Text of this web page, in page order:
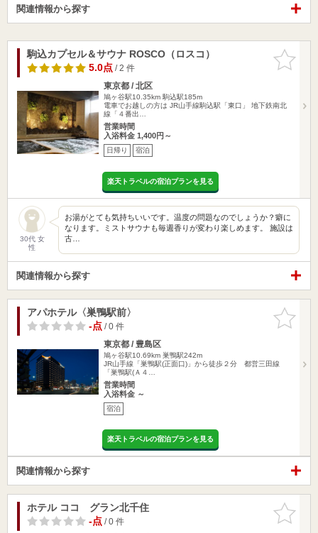
関連情報から探す
お気に入
りに追加
駒込カプセル＆サウナ ROSCO（ロスコ）
5.0点/ 2 件
東京都 / 北区
鳩ヶ谷駅10.35km 駒込駅185m
電車でお越しの方は JR山手線駒込駅「東口」 地下鉄南北
線「４番出…
営業時間
入浴料金 1,400円～
日帰り 宿泊
楽天トラベルの宿泊プランを見る
30代 女
性
お湯がとても気持ちいいです。温度の問題なのでしょうか？癖に
なります。ミストサウナも毎週香りが変わり楽しめます。 施設は
古…
関連情報から探す
お気に入
りに追加
アパホテル〈巣鴨駅前〉
-点/ 0 件
東京都 / 豊島区
鳩ヶ谷駅10.69km 巣鴨駅242m
JR山手線「巣鴨駅(正面口)」から徒歩２分 都営三田線
「巣鴨駅(Ａ４…
営業時間
入浴料金 ～
宿泊
楽天トラベルの宿泊プランを見る
関連情報から探す
お気に入
りに追加
ホテル ココ グラン北千住
-点/ 0 件